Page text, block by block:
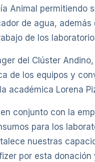
Animal
de agua,
de los
del Clúster
de los equipos y
académica Lorena
conjunto con la
para los
nuestras
por esta